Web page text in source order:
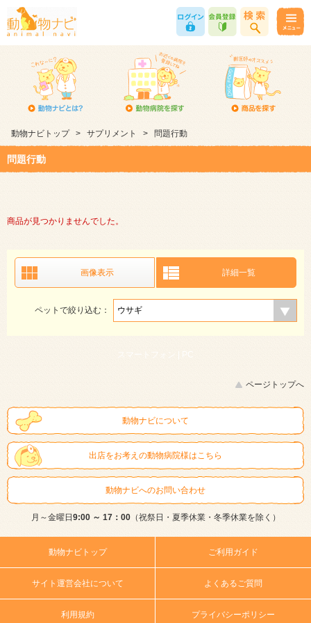
動物ナビトップ > サプリメント > 問題行動
問題行動
商品が見つかりませんでした。
画像表示 詳細一覧
ペットで絞り込む：
スマートフォン | PC
ページトップへ
動物ナビについて
出店をお考えの動物病院様はこちら
動物ナビへのお問い合わせ
月～金曜日 9:00 ～ 17：00（祝祭日・夏季休業・冬季休業を除く）
動物ナビトップ ご利用ガイド
サイト運営会社について よくあるご質問
利用規約 プライバシーポリシー